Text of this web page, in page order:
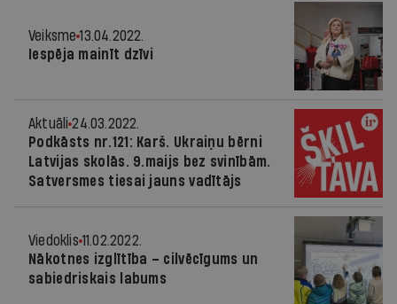
Veiksme 13.04.2022.
Iespēja mainīt dzīvi
Aktuāli 24.03.2022.
Podkāsts nr.121: Karš. Ukraiņu bērni
Latvijas skolās. 9.maijs bez svinībām.
Satversmes tiesai jauns vadītājs
Viedoklis 11.02.2022.
Nākotnes izglītība – cilvēcīgums un
sabiedriskais labums